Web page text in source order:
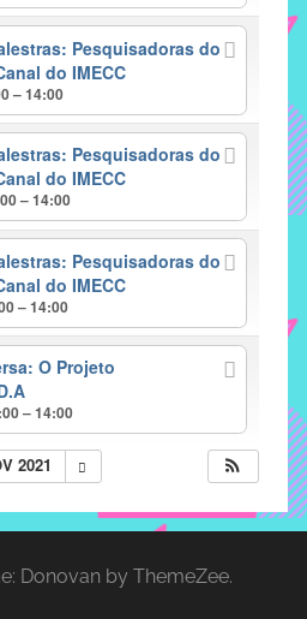
Pesquisadoras do
do IMECC
– 14:00
Pesquisadoras do
do IMECC
– 14:00
Pesquisadoras do
do IMECC
– 14:00
O Projeto
– 14:00
2021
Donovan by ThemeZee.